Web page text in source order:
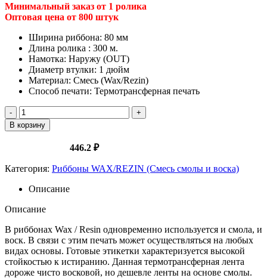
Минимальный заказ от 1 ролика
Оптовая цена от 800 штук
Ширина риббона: 80 мм
Длина ролика : 300 м.
Намотка: Наружу (OUT)
Диаметр втулки: 1 дюйм
Материал: Смесь (Wax/Rezin)
Способ печати: Термотрансферная печать
Количество
товара
Риббон
WAX/REZIN
В корзину
446.2 ₽
Категория: Риббоны WAX/REZIN (Смесь смолы и воска)
Описание
Описание
В риббонах Wax / Resin одновременно используется и смола, и
воск. В связи с этим печать может осуществляться на любых
видах основы. Готовые этикетки характеризуется высокой
стойкостью к истиранию. Данная термотрансферная лента
дороже чисто восковой, но дешевле ленты на основе смолы.